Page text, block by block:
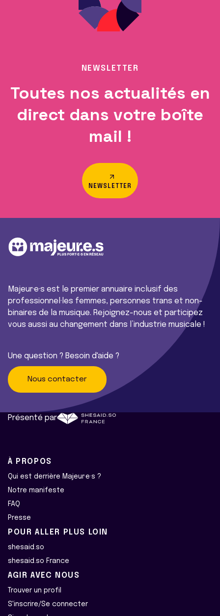
NEWSLETTER
Toutes nos actualités en
direct dans votre boîte
mail !
NEWSLETTER
Majeur·e·s est le premier annuaire inclusif des
professionnel·les femmes, personnes trans et non-
binaires de la musique. Rejoignez-nous et participez
vous aussi au changement dans l’industrie musicale !
Une question ? Besoin d'aide ?
Nous contacter
Présenté par
À PROPOS
Qui est derrière Majeur·e·s ?
Notre manifeste
FAQ
Presse
POUR ALLER PLUS LOIN
shesaid.so
shesaid.so France
AGIR AVEC NOUS
Trouver un profil
S'inscrire/Se connecter